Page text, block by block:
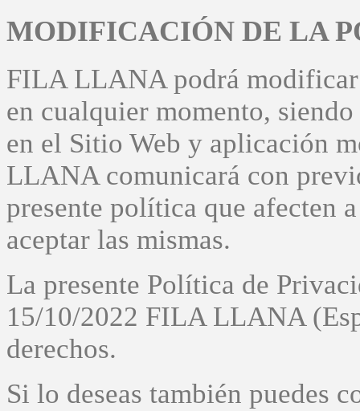
MODIFICACIÓN DE LA
FILA LLANA podrá
en cualquier momento,
en el Sitio Web y aplicación
LLANA comunicará con
presente política que afecten
aceptar las mismas.
La presente Política de
15/10/2022 FILA LLANA
derechos.
Si lo deseas también puedes